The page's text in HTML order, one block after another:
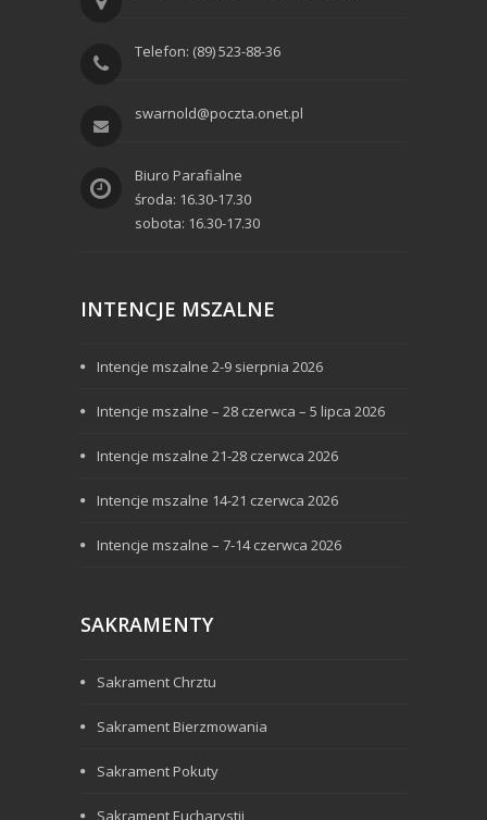
Telefon: (89) 523-88-36
swarnold@poczta.onet.pl
Biuro Parafialne
środa: 16.30-17.30
sobota: 16.30-17.30
INTENCJE MSZALNE
Intencje mszalne 2-9 sierpnia 2026
Intencje mszalne – 28 czerwca – 5 lipca 2026
Intencje mszalne 21-28 czerwca 2026
Intencje mszalne 14-21 czerwca 2026
Intencje mszalne – 7-14 czerwca 2026
SAKRAMENTY
Sakrament Chrztu
Sakrament Bierzmowania
Sakrament Pokuty
Sakrament Eucharystii